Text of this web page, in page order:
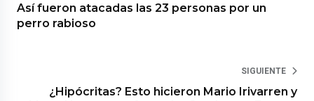
Así fueron atacadas las 23 personas por un
perro rabioso
SIGUIENTE
¿Hipócritas? Esto hicieron Mario Irivarren y